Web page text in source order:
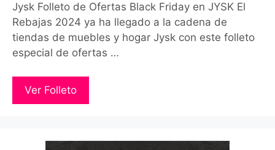
Jysk Folleto de Ofertas Black Friday en JYSK El
Rebajas 2024 ya ha llegado a la cadena de
tiendas de muebles y hogar Jysk con este folleto
especial de ofertas …
Ver Folleto